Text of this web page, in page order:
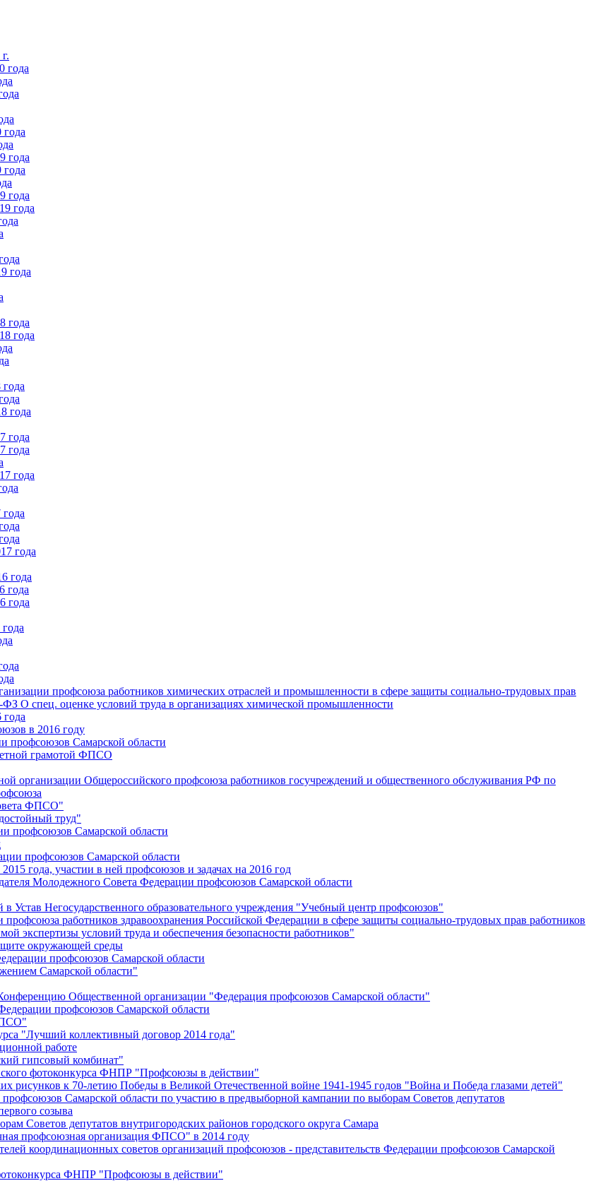
года
года
года
года
года
года
года
года
года
года
года
года
года
года
года
профсоюза работников химических отраслей и промышленности в сфере защиты социально-трудовых прав
О спец. оценке условий труда в организациях химической промышленности
в 2016 году
профсоюзов Самарской области
грамотой ФПСО
организации Общероссийского профсоюза работников госучреждений и общественного обслуживания РФ по
ФПСО"
труд"
профсоюзов Самарской области
профсоюзов Самарской области
года, участии в ней профсоюзов и задачах на 2016 год
Молодежного Совета Федерации профсоюзов Самарской области
Негосударственного образовательного учреждения "Учебный центр профсоюзов"
работников здравоохранения Российской Федерации в сфере защиты социально-трудовых прав работников
экспертизы условий труда и обеспечения безопасности работников"
окружающей среды
профсоюзов Самарской области
Самарской области"
Общественной организации "Федерация профсоюзов Самарской области"
профсоюзов Самарской области
"Лучший коллективный договор 2014 года"
работе
гипсовый комбинат"
фотоконкурса ФНПР "Профсоюзы в действии"
рисунков к 70-летию Победы в Великой Отечественной войне 1941-1945 годов "Война и Победа глазами детей"
Самарской области по участию в предвыборной кампании по выборам Советов депутатов
созыва
Советов депутатов внутригородских районов городского округа Самара
профсоюзная организация ФПСО" в 2014 году
координационных советов организаций профсоюзов - представительств Федерации профсоюзов Самарской
ФНПР "Профсоюзы в действии"